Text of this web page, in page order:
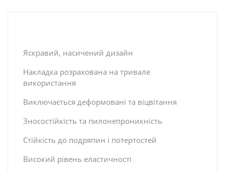
Яскравий, насичений дизайн
Накладка розрахована на тривале
використання
Виключається деформовані та віцвітання
Зносостійкість та пилонепроникність
Стійкість до подряпин і потертостей
Високий рівень еластичності